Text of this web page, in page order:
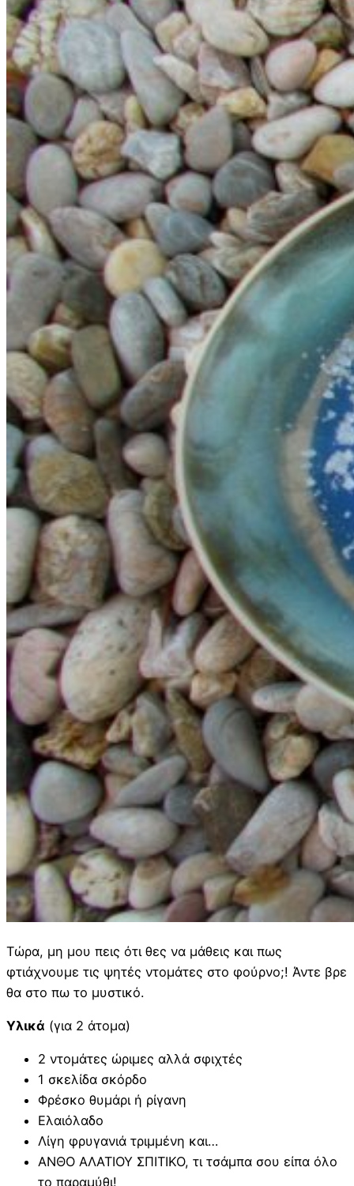
Τώρα, μη μου πεις ότι θες να μάθεις και πως
φτιάχνουμε τις ψητές ντομάτες στο φούρνο;! Άντε βρε
θα στο πω το μυστικό.
Υλικά (για 2 άτομα)
2 ντομάτες ώριμες αλλά σφιχτές
1 σκελίδα σκόρδο
Φρέσκο θυμάρι ή ρίγανη
Ελαιόλαδο
Λίγη φρυγανιά τριμμένη και…
ΑΝΘΟ ΑΛΑΤΙΟΥ ΣΠΙΤΙΚΟ, τι τσάμπα σου είπα όλο
το παραμύθι!